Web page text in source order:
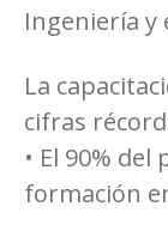
Ingeniería y
La
cifras
• El 90%
formación